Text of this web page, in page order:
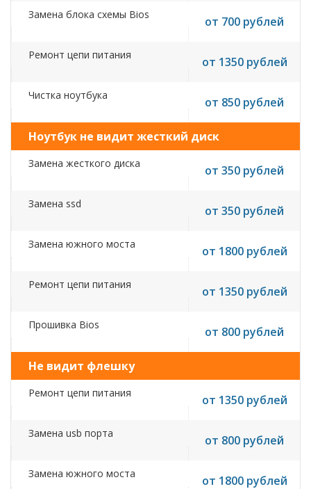
Замена блока схемы Bios от 700 рублей
Ремонт цепи питания от 1350 рублей
Чистка ноутбука от 850 рублей
Ноутбук не видит жесткий диск
Замена жесткого диска от 350 рублей
Замена ssd от 350 рублей
Замена южного моста от 1800 рублей
Ремонт цепи питания от 1350 рублей
Прошивка Bios от 800 рублей
Не видит флешку
Ремонт цепи питания от 1350 рублей
Замена usb порта от 800 рублей
Замена южного моста от 1800 рублей